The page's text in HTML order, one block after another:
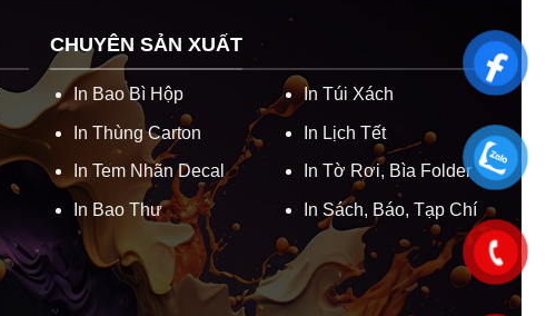
CHUYÊN SẢN XUẤT
In Bao Bì Hộp
In Thùng Carton
In Tem Nhãn Decal
In Bao Thư
In Túi Xách
In Lịch Tết
In Tờ Rơi, Bìa Folder
In Sách, Báo, Tạp Chí